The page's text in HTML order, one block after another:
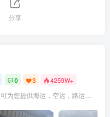
分享
0 3 4259W+
微信1139976508，可为您提供海运，空运，路运，铁路运输